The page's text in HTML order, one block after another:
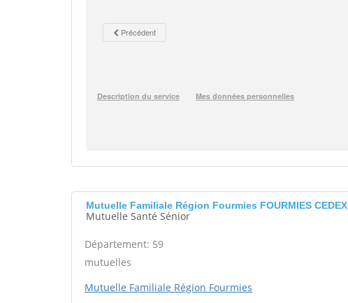
Mutuelle Familiale Région Fourmies FOURMIES CEDEX
Mutuelle Santé Sénior
Département: 59
mutuelles
Mutuelle Familiale Région Fourmies